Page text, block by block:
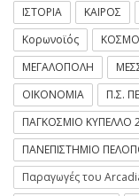
ΙΣΤΟΡΙΑ
ΚΑΙΡΟΣ
Κορωνοϊός
ΜΕΓΑΛΟΠΟΛΗ
ΟΙΚΟΝΟΜΙΑ
Π.Σ.
ΠΑΓΚΟΣΜΙΟ ΚΥΠΕΛΛΟ
ΠΑΝΕΠΙΣΤΗΜΙΟ
Παραγωγές του